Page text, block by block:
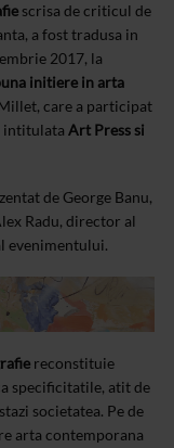
scrisa de criticul de
a fost tradusa in
2017, la
initiere in arta
care a participat
intitulata Art Press si
de George Banu,
Radu, director al
evenimentului.
reconstituie
specificitatile, atit de
societatea. Pe de
arta contemporana